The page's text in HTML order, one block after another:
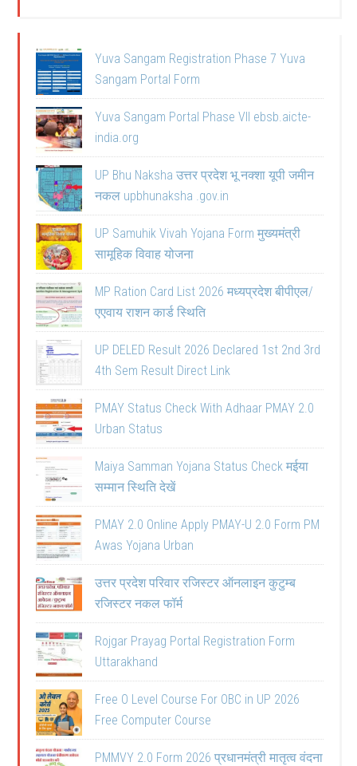
Yuva Sangam Registration Phase 7 Yuva
Sangam Portal Form
Yuva Sangam Portal Phase VII ebsb.aicte-
india.org
UP Bhu Naksha उत्तर प्रदेश भू नक्शा यूपी जमीन
नकल upbhunaksha .gov.in
UP Samuhik Vivah Yojana Form मुख्यमंत्री
सामूहिक विवाह योजना
MP Ration Card List 2026 मध्यप्रदेश बीपीएल/
एएवाय राशन कार्ड स्थिति
UP DELED Result 2026 Declared 1st 2nd 3rd
4th Sem Result Direct Link
PMAY Status Check With Adhaar PMAY 2.0
Urban Status
Maiya Samman Yojana Status Check मईया
सम्मान स्थिति देखें
PMAY 2.0 Online Apply PMAY-U 2.0 Form PM
Awas Yojana Urban
उत्तर प्रदेश परिवार रजिस्टर ऑनलाइन कुटुम्ब
रजिस्टर नकल फॉर्म
Rojgar Prayag Portal Registration Form
Uttarakhand
Free O Level Course For OBC in UP 2026
Free Computer Course
PMMVY 2.0 Form 2026 प्रधानमंत्री मातृत्व वंदना